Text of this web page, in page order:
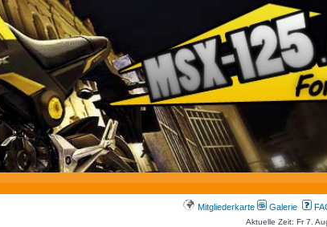
Mitgliederkarte Galerie
Aktuelle Zeit: Fr 7.